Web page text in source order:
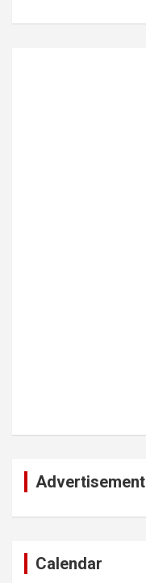
Advertisement
Calendar